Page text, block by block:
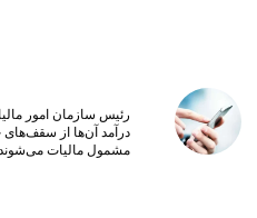
رئیس سازمان امور
درآمد آن‌ها از سقف‌های
مشمول مالیات